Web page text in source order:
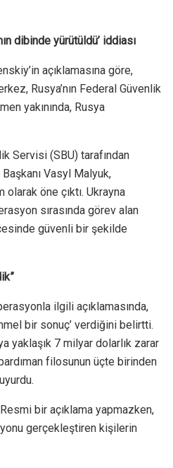
dibinde yürütüldü’ iddiası
açıklamasına göre,
Rusya’nın Federal Güvenlik
yakınında, Rusya
Servisi (SBU) tarafından
Vasyl Malyuk,
öne çıktı. Ukrayna
sırasında görev alan
güvenli bir şekilde
ilgili açıklamasında,
bir sonuç’ verdiğini belirtti.
yaklaşık 7 milyar dolarlık zarar
filosunun üçte birinden
bir açıklama yapmazken,
gerçekleştiren kişilerin